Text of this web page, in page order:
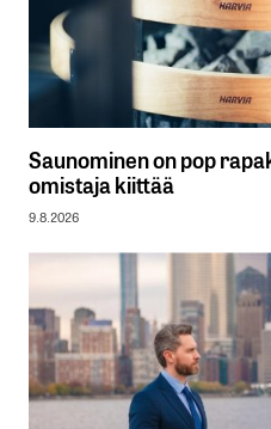
Saunominen on pop
omistaja kiittää
9.8.2026